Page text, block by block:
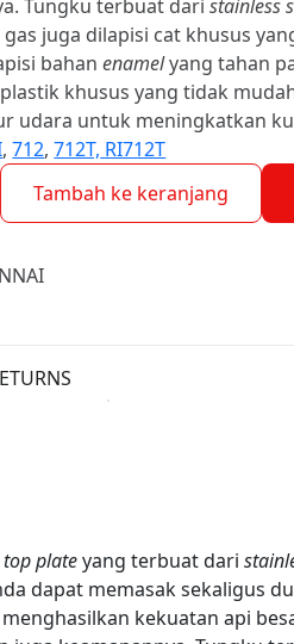
Tungku terbuat daristainless
juga dilapisi cat khusus
bahanenamelyang tahan
khusus yang tidak
udara untuk meningkatkan
,712,712T, RI712T
Tambah ke keranjang
top plateyang terbuat dari
dapat memasak sekaligus
kekuatan api